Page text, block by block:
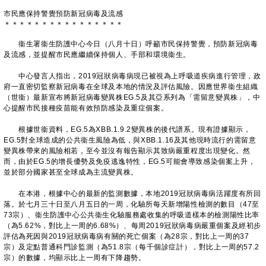
市民應保持警覺預防新冠病毒及流感
＊ ＊ ＊ ＊ ＊ ＊ ＊ ＊ ＊ ＊ ＊ ＊ ＊ ＊ ＊ ＊
衞生署衞生防護中心今日（八月十日）呼籲市民保持警覺，預防新冠病毒
及流感，並提醒市民應繼續保持個人、手部和環境衞生。
中心發言人指出，2019冠狀病毒病現已被視為上呼吸道疾病進行管理，政
府一直密切監察新冠病毒在全球及本地的情況及評估風險。因應世界衞生組織
（世衞）最新宣布將新冠病毒變異株EG.5及其亞系列為「需留意變異株」，中
心提醒市民接種疫苗能有效預防感染及重症個案。
根據世衞資料，EG.5為XBB.1.9.2變異株的後代譜系。現有證據顯示，
EG.5對全球造成的公共衞生風險為低，與XBB.1.16及其他現時流行的需留意
變異株帶來的風險相若，至今並沒有報告顯示其致病嚴重程度出現變化。然
而，由於EG.5的增長優勢及免疫逃逸特性，EG.5可能會導致感染個案上升，
並於部分國家甚至全球成為主流變異株。
在本港，根據中心的最新的監測數據，本地2019冠狀病毒病活躍度有所回
落。於七月三十日至八月五日的一周，化驗所每天新增陽性檢測的數目（47至
73宗）、衞生防護中心公共衞生化驗服務處收集的呼吸道樣本的檢測陽性比率
（為5.62%，對比上一周的6.68%）、每周2019冠狀病毒病嚴重個案及經初步
評估為死因與2019冠狀病毒病有關的死亡個案（為28宗，對比上一周的37
宗）及定點普通科門診監測（為51.8宗（每千個診症計），對比上一周的57.2
宗）的數據，均顯示比上一周有下降趨勢。